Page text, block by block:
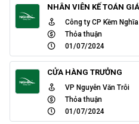
NHÂN VIÊN KẾ TOÁN
Công ty CP Kềm
Thỏa thuận
01/07/2024
CỬA HÀNG TRƯỞNG
VP Nguyễn Văn Trỗi
Thỏa thuận
01/07/2024